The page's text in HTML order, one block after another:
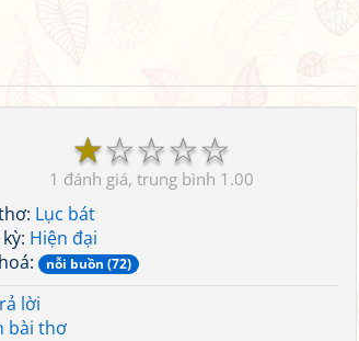
☆
☆
☆
☆
☆
1 1.00
Lục bát
Hiện đại
nỗi buồn (72)
lời
bài thơ